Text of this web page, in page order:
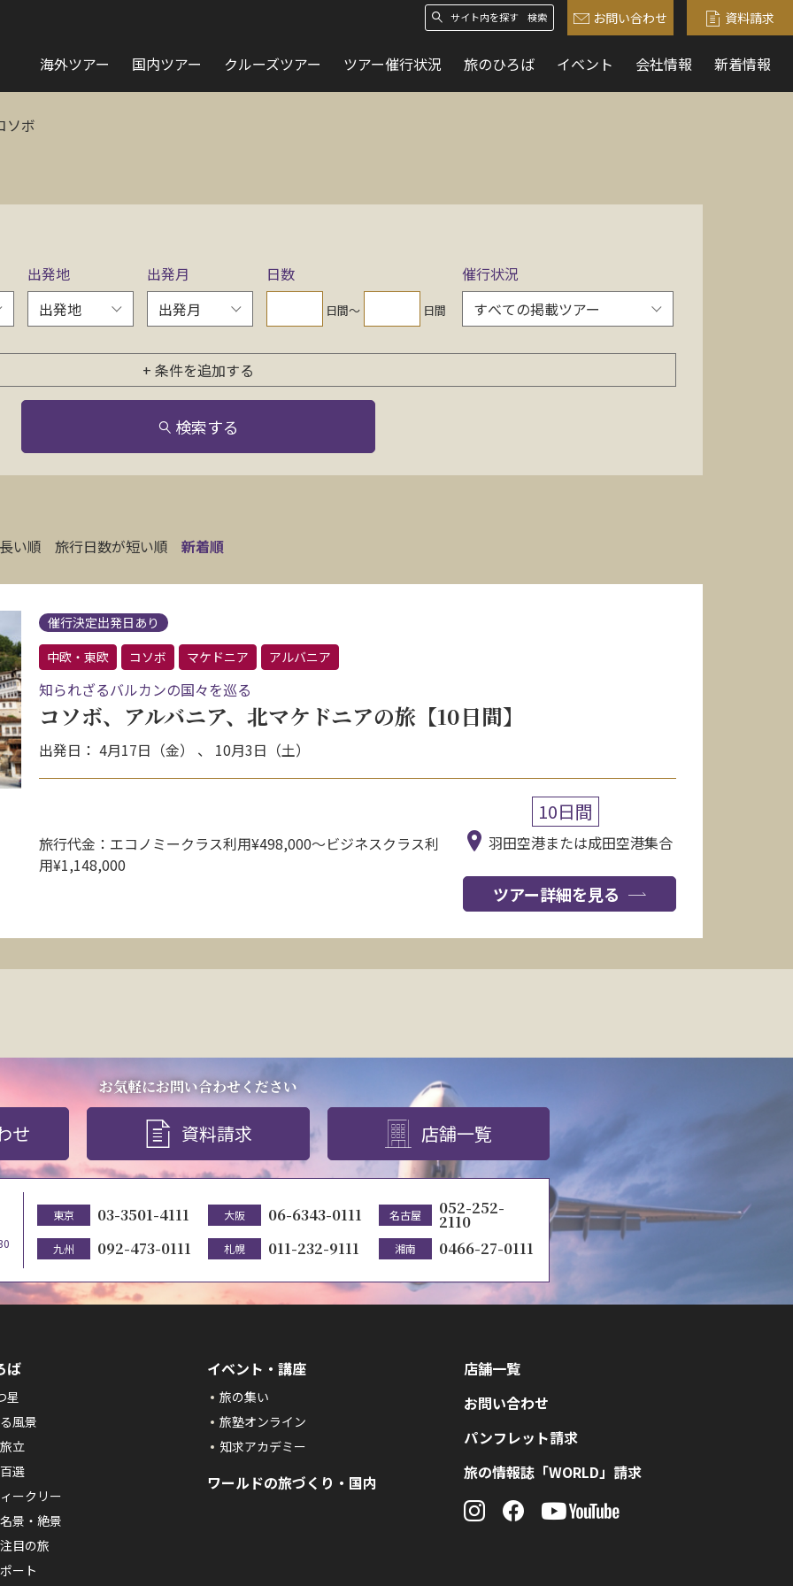
検索 お問い合わせ 資料請求
海外ツアー 国内ツアー クルーズツアー ツアー催行状況 旅のひろば イベント 会社情報 新着情報
ソボ
出発地 出発月 日数
日間〜 日間
催行状況
+ 条件を追加する
検索する
い順 旅行日数が短い順 新着順
催行決定出発日あり
中欧・東欧
コソボ マケドニア アルバニア
知られざるバルカンの国々を巡る
コソボ、アルバニア、北マケドニアの旅【10日間】
出発日： 4月17日（金） 、 10月3日（土）
旅行代金：エコノミークラス利用¥498,000〜ビジネスクラス利
用¥1,148,000
10日間
羽田空港または成田空港集合
ツアー詳細を見る
お気軽にお問い合わせください
せ 資料請求 店舗一覧
東京 03-3501-4111 大阪 06-6343-0111 名古屋 052-252-
2110
九州 092-473-0111 札幌 011-232-9111 湘南 0466-27-0111
ば
星
風景
立
選
ークリー
景・絶景
目の旅
ート
イベント・講座
旅の集い
旅塾オンライン
知求アカデミー
ワールドの旅づくり・国内
店舗一覧
お問い合わせ
パンフレット請求
旅の情報誌「WORLD」請求